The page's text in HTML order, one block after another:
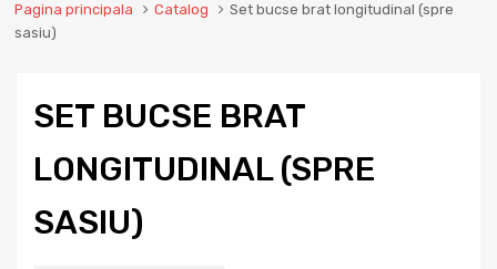
Pagina principala Catalog
Set bucse brat longitudinal (spre
sasiu)
SET BUCSE BRAT
LONGITUDINAL (SPRE
SASIU)